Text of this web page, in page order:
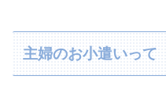
主婦のお小遣いって